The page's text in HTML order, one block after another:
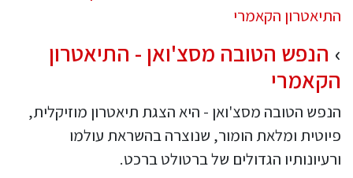
הנפש הטובה מסצ'ואן - התיאטרון
הקאמרי
הנפש הטובה מסצ'ואן - היא הצגת תיאטרון מוזיקלית,
פיוטית ומלאת הומור, שנוצרה בהשראת עולמו
ורעיונותיו הגדולים של ברטולט ברכט.